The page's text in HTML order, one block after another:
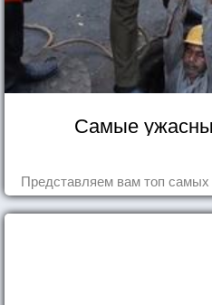
Самые
Представляем вам топ